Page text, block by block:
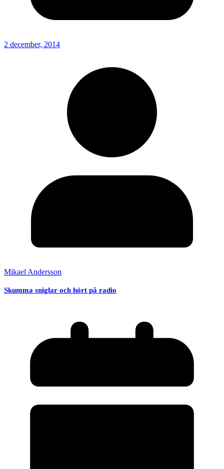
2 december, 2014
Mikael Andersson
Skumma sniglar och hört på radio